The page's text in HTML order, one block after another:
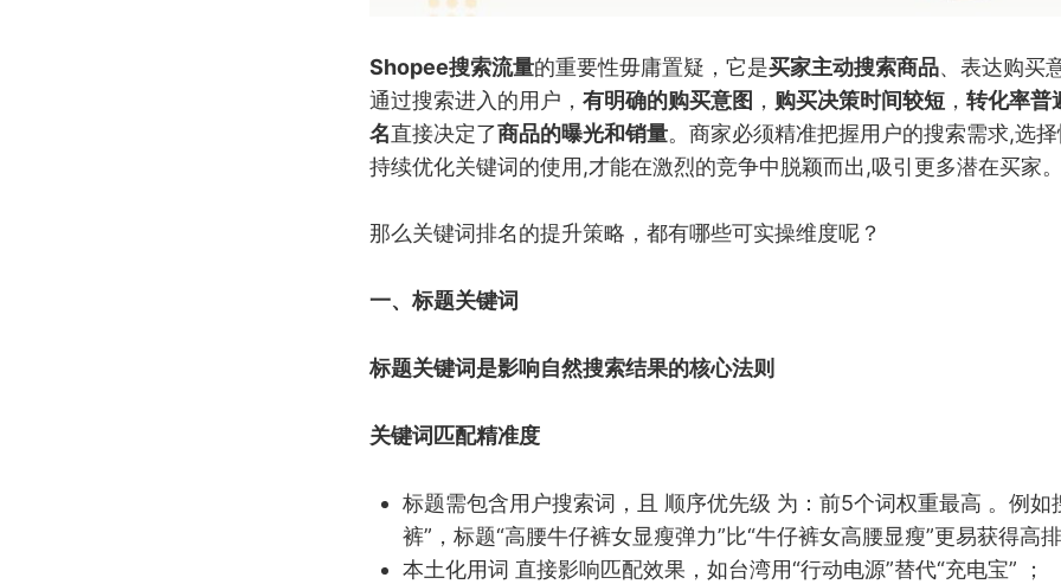
Shopee搜索流量的重要性毋庸置疑，它是买家主动搜索商品、表达购买
通过搜索进入的用户， 有明确的购买意图 ， 购买决策时间较短 ， 转化率普
名直接决定了商品的曝光和销量。商家必须精准把握用户的搜索需求,选
持续优化关键词的使用,才能在激烈的竞争中脱颖而出,吸引更多潜在买家。
那么关键词排名的提升策略，都有哪些可实操维度呢？
一、标题关键词
标题关键词是影响自然搜索结果的核心法则
关键词匹配精准度
标题需包含用户搜索词，且 顺序优先级 为：前5个词权重最高 。例如
裤”，标题“高腰牛仔裤女显瘦弹力”比“牛仔裤女高腰显瘦”更易获得高排
本土化用词 直接影响匹配效果，如台湾用“行动电源”替代“充电宝” ；